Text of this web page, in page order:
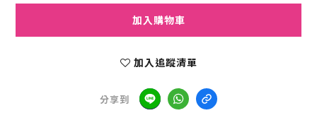
加入購物車
加入追蹤清單
分享到